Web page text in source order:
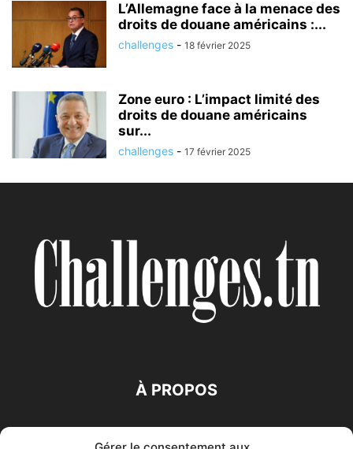
L’Allemagne face à la menace des
droits de douane américains :...
challenges - 18 février 2025
Zone euro : L’impact limité des
droits de douane américains
sur...
challenges - 17 février 2025
À PROPOS